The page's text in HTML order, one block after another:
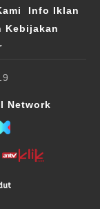
Info Iklan
Kebijakan
Network